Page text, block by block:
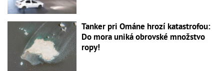
Tanker pri Ománe hrozí katastrofou:
Do mora uniká obrovské množstvo
ropy!